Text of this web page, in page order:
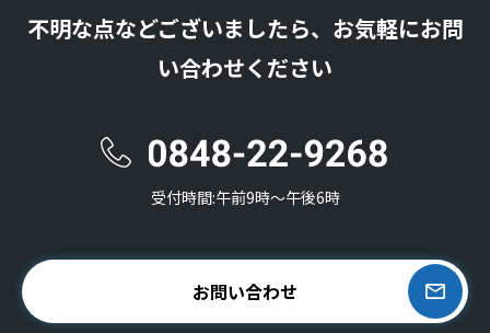
不明な点などございましたら、お気軽にお問
い合わせください
受付時間:午前9時〜午後6時
お問い合わせ